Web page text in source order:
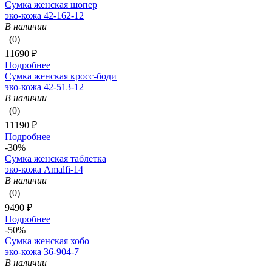
Сумка женская шопер
эко-кожа 42-162-12
В наличии
(0)
11690 ₽
Подробнее
Сумка женская кросс-боди
эко-кожа 42-513-12
В наличии
(0)
11190 ₽
Подробнее
-30%
Сумка женская таблетка
эко-кожа Amalfi-14
В наличии
(0)
9490 ₽
Подробнее
-50%
Сумка женская хобо
эко-кожа 36-904-7
В наличии